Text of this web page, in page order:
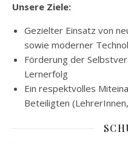
Unsere Ziele:
Gezielter Einsatz von
sowie moderner
Förderung der
Lernerfolg
Ein respektvolles
Beteiligten